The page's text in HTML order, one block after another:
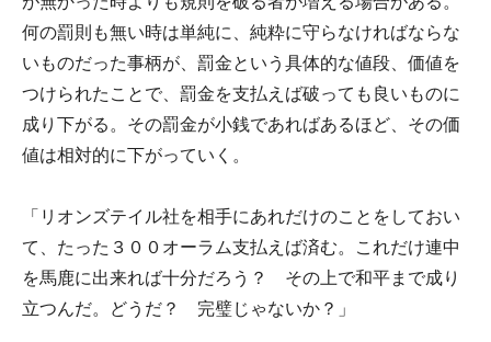
何の罰則も無い時は単純に、純粋に守らなければならな
いものだった事柄が、罰金という具体的な値段、価値を
つけられたことで、罰金を支払えば破っても良いものに
成り下がる。その罰金が小銭であればあるほど、その価
値は相対的に下がっていく。
「リオンズテイル社を相手にあれだけのことをしておい
て、たった３００オーラム支払えば済む。これだけ連中
を馬鹿に出来れば十分だろう？ その上で和平まで成り
立つんだ。どうだ？ 完璧じゃないか？」